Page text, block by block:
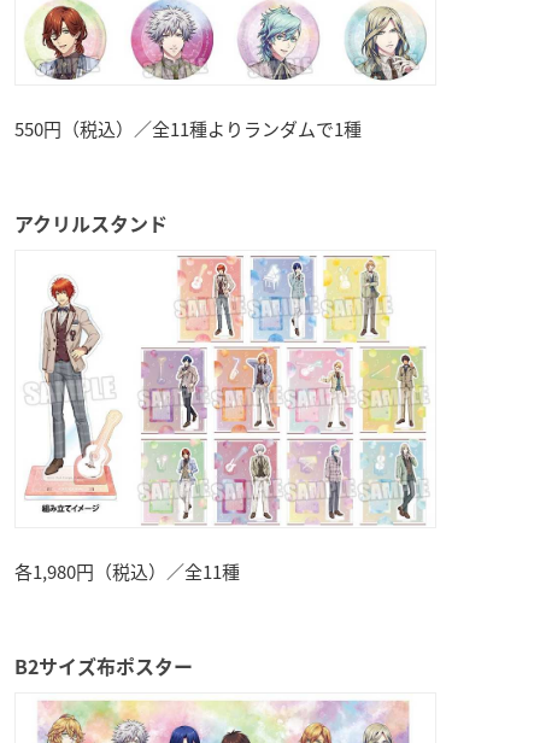
550円（税込）／全11種よりランダムで1種
アクリルスタンド
各1,980円（税込）／全11種
B2サイズ布ポスター